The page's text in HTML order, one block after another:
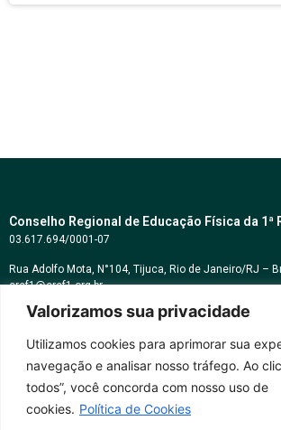
Valorizamos sua privacidade
Utilizamos cookies para aprimorar sua
navegação e analisar nosso tráfego. Ao
todos”, você concorda com nosso uso de
cookies. Política de Cookies
Conselho Regional de Educação Física da 1ª
03.617.694/0001-07
Rua Adolfo Mota, N°104, Tijuca, Rio de Janeiro/RJ –
cref1@cref1.org.br
Assessoria de comunicação:
Horários de atendimento:
Whatsapp: (21) 2569-2398